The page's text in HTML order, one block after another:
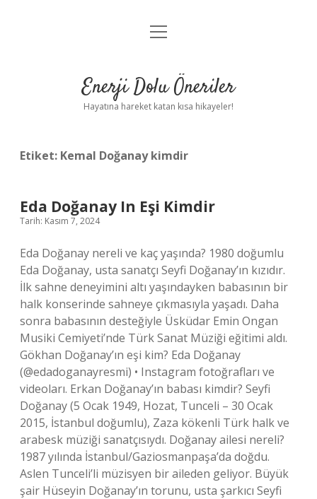
Anasayfa
Yasal Uyarı
menüyü
Enerji Dolu Öneriler
Hayatına hareket katan kısa hikayeler!
Etiket: Kemal Doğanay kimdir
Eda Doğanay In Eşi Kimdir
Tarih: Kasım 7, 2024
Eda Doğanay nereli ve kaç yaşında? 1980 doğumlu
Eda Doğanay, usta sanatçı Seyfi Doğanay’ın kızıdır.
İlk sahne deneyimini altı yaşındayken babasının bir
halk konserinde sahneye çıkmasıyla yaşadı. Daha
sonra babasının desteğiyle Üsküdar Emin Ongan
Musiki Cemiyeti’nde Türk Sanat Müziği eğitimi aldı.
Gökhan Doğanay’ın eşi kim? Eda Doğanay
(@edadoganayresmi) • Instagram fotoğrafları ve
videoları. Erkan Doğanay’ın babası kimdir? Seyfi
Doğanay (5 Ocak 1949, Hozat, Tunceli – 30 Ocak
2015, İstanbul doğumlu), Zaza kökenli Türk halk ve
arabesk müziği sanatçısıydı. Doğanay ailesi nereli?
1987 yılında İstanbul/Gaziosmanpaşa’da doğdu.
Aslen Tunceli’li müzisyen bir aileden geliyor. Büyük
şair Hüseyin Doğanay’ın torunu, usta şarkıcı Seyfi